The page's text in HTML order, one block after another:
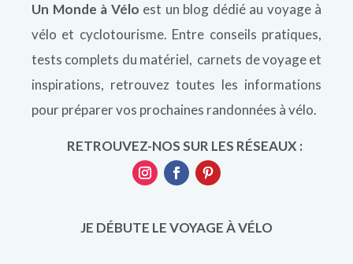
Un Monde à Vélo est un blog dédié au voyage à
vélo et cyclotourisme. Entre conseils pratiques,
tests complets du matériel, carnets de voyage et
inspirations, retrouvez toutes les informations
pour préparer vos prochaines randonnées à vélo.
RETROUVEZ-NOS SUR LES RÉSEAUX :
JE DÉBUTE LE VOYAGE À VÉLO